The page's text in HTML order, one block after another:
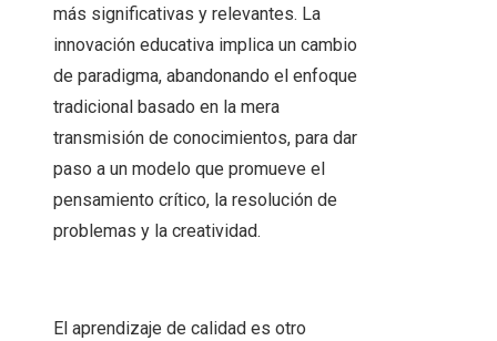
más significativas y relevantes. La
innovación educativa implica un cambio
de paradigma, abandonando el enfoque
tradicional basado en la mera
transmisión de conocimientos, para dar
paso a un modelo que promueve el
pensamiento crítico, la resolución de
problemas y la creatividad.
El aprendizaje de calidad es otro